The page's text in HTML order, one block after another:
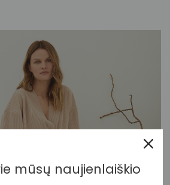
mūsų naujienlaiškio